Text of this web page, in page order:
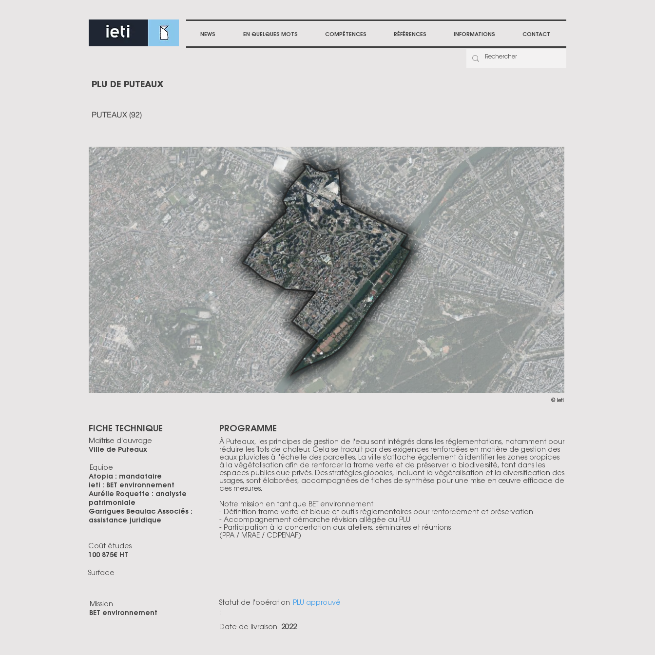
NEWS EN QUELQUES MOTS COMPÉTENCES RÉFÉRENCES INFORMATIONS CONTACT
PLU DE PUTEAUX
PUTEAUX (92)
© ieti
FICHE TECHNIQUE
Maîtrise d'ouvrage
Ville de Puteaux
Equipe
Atopia : mandataire
ieti : BET environnement
Aurélie Roquette : analyste
patrimoniale
Garrigues Beaulac Associés :
assistance juridique
Coût études
100 875€ HT
Surface
Mission
BET environnement
PROGRAMME
À Puteaux, les principes de gestion de l'eau sont intégrés dans les réglementations, notamment pour
réduire les îlots de chaleur. Cela se traduit par des exigences renforcées en matière de gestion des
eaux pluviales à l'échelle des parcelles. La ville s'attache également à identifier les zones propices
à la végétalisation afin de renforcer la trame verte et de préserver la biodiversité, tant dans les
espaces publics que privés. Des stratégies globales, incluant la végétalisation et la diversification des
usages, sont élaborées, accompagnées de fiches de synthèse pour une mise en œuvre efficace de
ces mesures.
Notre mission en tant que BET environnement :
- Définition trame verte et bleue et outils réglementaires pour renforcement et préservation
- Accompagnement démarche révision allégée du PLU
- Participation à la concertation aux ateliers, séminaires et réunions
(PPA / MRAE / CDPENAF)
Statut de l'opération
:
PLU approuvé
Date de livraison :2022